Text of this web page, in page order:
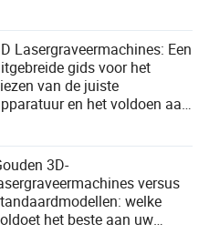
Lasergraveermachines: Een
gids voor het
van de juiste
en het voldoen aan
3D-
versus
welke
het beste aan uw